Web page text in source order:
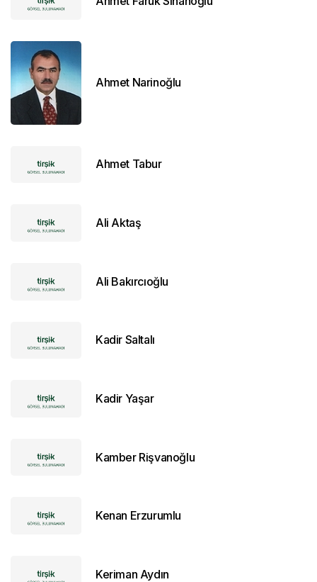
Ahmet Narinoğlu
Ahmet Tabur
Ali Aktaş
Ali Bakırcıoğlu
Kadir Saltalı
Kadir Yaşar
Kamber Rişvanoğlu
Kenan Erzurumlu
Keriman Aydın